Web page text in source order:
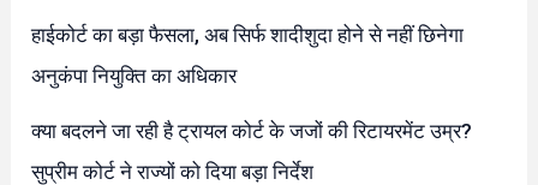
हाईकोर्ट का बड़ा फैसला, अब सिर्फ शादीशुदा होने से नहीं छिनेगा
अनुकंपा नियुक्ति का अधिकार
क्या बदलने जा रही है ट्रायल कोर्ट के जजों की रिटायरमेंट उम्र?
सुप्रीम कोर्ट ने राज्यों को दिया बड़ा निर्देश